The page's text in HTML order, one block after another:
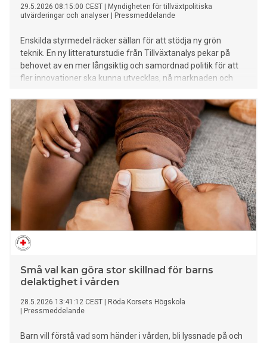
29.5.2026 08:15:00 CEST
Myndigheten för tillväxtpolitiska
utvärderingar och analyser
Pressmeddelande
Enskilda styrmedel räcker sällan för att stödja ny grön
teknik. En ny litteraturstudie från Tillväxtanalys pekar på
behovet av en mer långsiktig och samordnad politik för att
fler innovationer ska kunna utvecklas, nå marknaden och
Små val kan göra stor skillnad för barns
delaktighet i vården
28.5.2026 13:41:12 CEST
Röda Korsets Högskola
Pressmeddelande
Barn vill förstå vad som händer i vården, bli lyssnade på och